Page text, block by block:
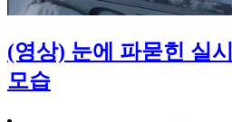
(영상) 눈에 파묻힌 실
모습